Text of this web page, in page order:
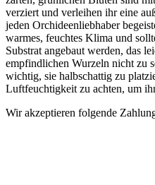
verziert und verleihen ihr eine
jeden Orchideenliebhaber
warmes, feuchtes Klima und
Substrat angebaut werden, das
empfindlichen Wurzeln nicht zu
wichtig, sie halbschattig zu
Luftfeuchtigkeit zu achten, um
Wir akzeptieren folgende